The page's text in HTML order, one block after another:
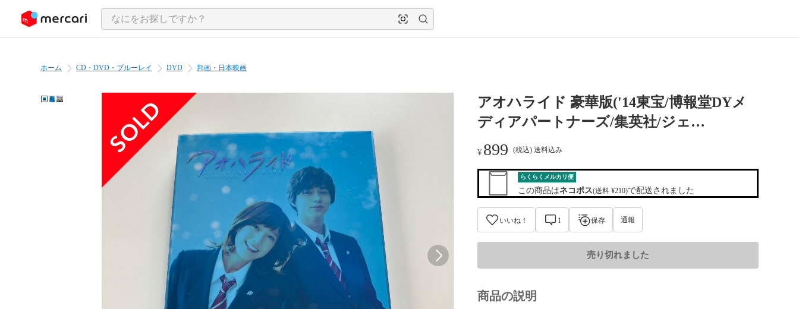
ツにスキップ
ホーム CD・DVD・ブルーレイ DVD 邦画・日本映画
アオハライド 豪華版('14東宝/博報堂DYメ
ディアパートナーズ/集英社/ジェ…
¥ 899 (税込) 送料込み
らくらくメルカリ便
この商品はネコポス(送料 ¥210)で配送されました
いいね！ 1 保存 通報
売り切れました
商品の説明